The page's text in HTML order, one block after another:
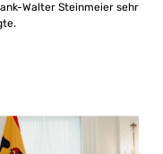
Walter Steinmeier sehr